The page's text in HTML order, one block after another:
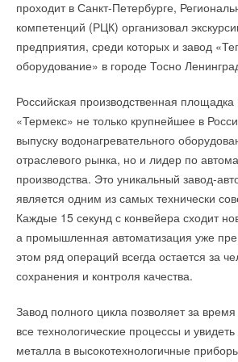
проходит в Санкт-Петербурге,
компетенций (РЦК) организовал
предприятия, среди которых и завод
оборудование» в городе Тосно
Российская производственная
«Термекс» не только крупнейшее в
выпуску водонагревательного
отраслевого рынка, но и лидер по
производства. Это уникальный завод-
является одним из самых технически
Каждые 15 секунд с конвейера сходит
а промышленная автоматизация уже
этом ряд операций всегда остается за
сохранения и контроля качества.
Завод полного цикла позволяет за
все технологические процессы и
металла в высокотехнологичные
Улучшенная батарея, как показали
емкостью 472 миллиампер-час на грамм
своих свойств после 200 циклов зарядки-
сравнения, немодицифированные
емкостью 150 миллиампер-час на грамм.
ИСТОЧНИК:ЭНЕРГИЯ+
Читайте по теме:
объединяющую солнечную и
НОВОСТИ СОК 6 АВГУСТА 2026
ветрогенераторов от аварий
→
Гибридный тепловой насос PV/T с
испарителем
НОВОСТИ СОК 5 АВГУСТА 2026
→
Тепловые насосы в связке с
накопителем снижают потребление на
экономики городов БРИКС. Среди
вопросов «зеленой» экономики городов
повышение энергоэффективности и
возобновляемых источников энергии,
развитие безопасного, экологически
транспорта, использование
платформ и активное внедрение
числе, и для решения экологических
Урожаева отметила, что Москва уделяет
вопросам экопросвещения и концепция
дома близка большинству жителей
бизнес в Москве становится все более
и чутким к экологической повестке. Рае
российской столицы за
сообща работать над преодолением
добавили в пресс-службе.